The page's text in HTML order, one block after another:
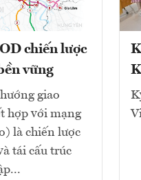
chiến lược
vững
giao
hợp với mạng
là chiến lược
tái cấu trúc